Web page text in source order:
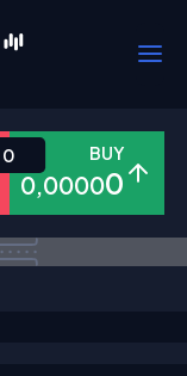
Metales
BUY
0,00000
0